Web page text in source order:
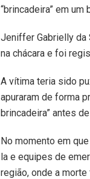
“brincadeira” em
Jeniffer Gabrielly da
na chácara e foi
A vítima teria sido
apuraram de forma
brincadeira” antes
No momento em
la e equipes de
região, onde a